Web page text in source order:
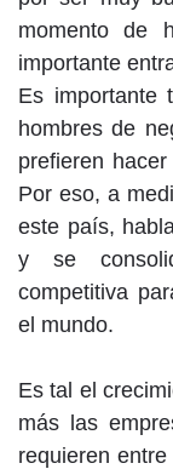
momento de
importante
Es importante
hombres de
prefieren
Por eso, a
este país,
y se
competitiva
el mundo.
Es tal el
más las
requieren